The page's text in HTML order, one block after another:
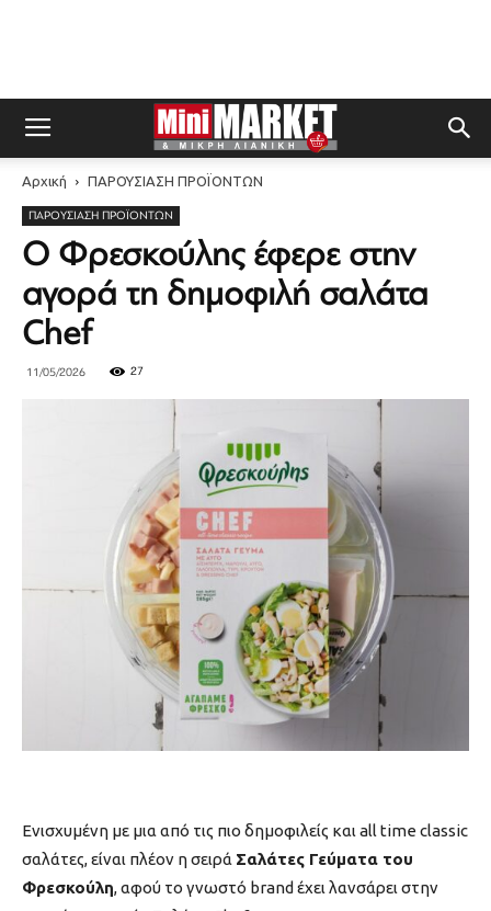
Αρχική ΠΑΡΟΥΣΙΑΣΗ ΠΡΟΪΟΝΤΩΝ
ΠΑΡΟΥΣΙΑΣΗ ΠΡΟΪΟΝΤΩΝ
Ο Φρεσκούλης έφερε στην
αγορά τη δημοφιλή σαλάτα
Chef
11/05/2026 27
Ενισχυμένη με μια από τις πιο δημοφιλείς και all time classic
σαλάτες, είναι πλέον η σειρά Σαλάτες Γεύματα του
Φρεσκούλη, αφού το γνωστό brand έχει λανσάρει στην